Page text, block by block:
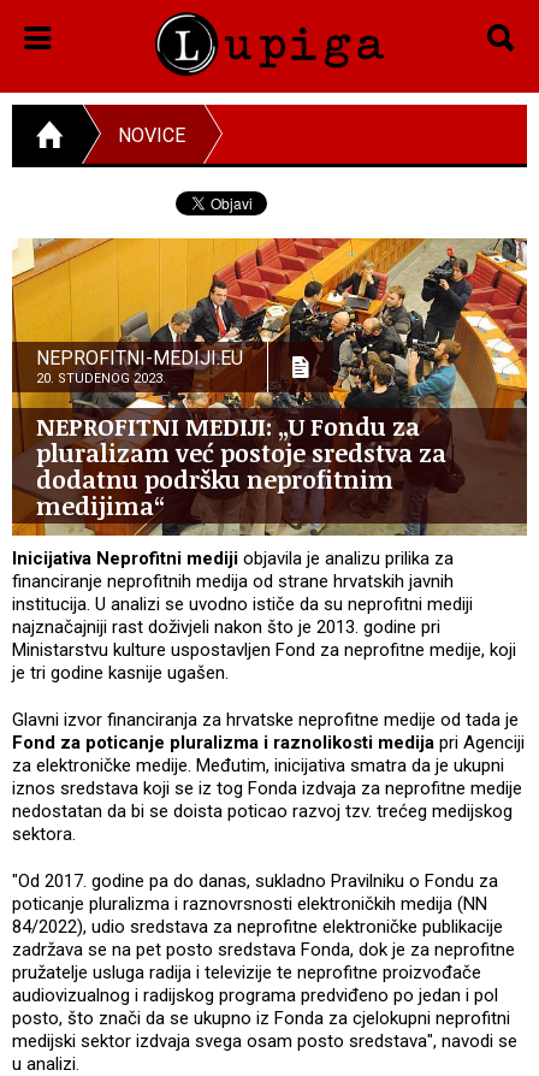
NOVICE
NEPROFITNI-MEDIJI.EU
20. STUDENOG 2023.
NEPROFITNI MEDIJI: „U Fondu za
pluralizam već postoje sredstva za
dodatnu podršku neprofitnim
medijima“
Inicijativa Neprofitni mediji objavila je analizu prilika za
financiranje neprofitnih medija od strane hrvatskih javnih
institucija. U analizi se uvodno ističe da su neprofitni mediji
najznačajniji rast doživjeli nakon što je 2013. godine pri
Ministarstvu kulture uspostavljen Fond za neprofitne medije, koji
je tri godine kasnije ugašen.
Glavni izvor financiranja za hrvatske neprofitne medije od tada je
Fond za poticanje pluralizma i raznolikosti medija pri Agenciji
za elektroničke medije. Međutim, inicijativa smatra da je ukupni
iznos sredstava koji se iz tog Fonda izdvaja za neprofitne medije
nedostatan da bi se doista poticao razvoj tzv. trećeg medijskog
sektora.
"Od 2017. godine pa do danas, sukladno Pravilniku o Fondu za
poticanje pluralizma i raznovrsnosti elektroničkih medija (NN
84/2022), udio sredstava za neprofitne elektroničke publikacije
zadržava se na pet posto sredstava Fonda, dok je za neprofitne
pružatelje usluga radija i televizije te neprofitne proizvođače
audiovizualnog i radijskog programa predviđeno po jedan i pol
posto, što znači da se ukupno iz Fonda za cjelokupni neprofitni
medijski sektor izdvaja svega osam posto sredstava", navodi se
u analizi.